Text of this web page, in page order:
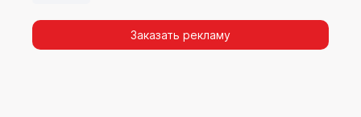
повторных контактов.Заказать рекламу